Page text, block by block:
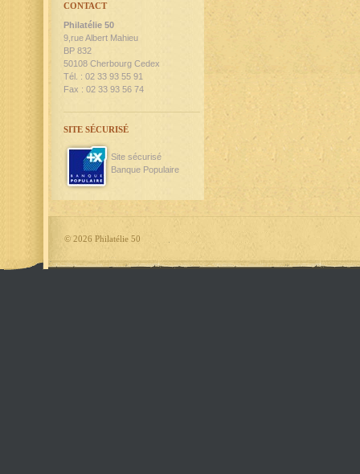
CONTACT
Philatélie 50
9,rue Albert Mahieu
BP 832
50108 Cherbourg Cedex
Tél. : 02 33 93 55 91
Fax : 02 33 93 56 74
SITE SÉCURISÉ
Site sécurisé
Banque Populaire
© 2026 Philatélie 50